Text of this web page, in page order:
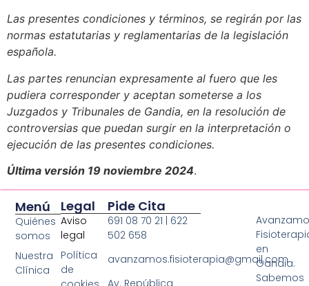
Las presentes condiciones y términos, se regirán por las
normas estatutarias y reglamentarias de la legislación
española.
Las partes renuncian expresamente al fuero que les
pudiera corresponder y aceptan someterse a los
Juzgados y Tribunales de Gandia, en la resolución de
controversias que puedan surgir en la interpretación o
ejecución de las presentes condiciones.
Última versión 19 noviembre 2024.
en
Gandia.
Sabemos
Menú
Quiénes
somos
Nuestra
Clínica
Legal
Aviso
legal
Política
de
Pide Cita
691 08 70 21 | 622
502 658
avanzamos.fisioterapia@gmail.com